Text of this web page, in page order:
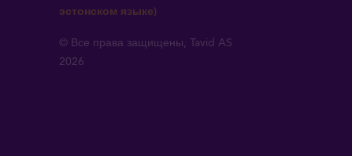
эстонском языке)
© Все права защищены, Tavid AS
2026